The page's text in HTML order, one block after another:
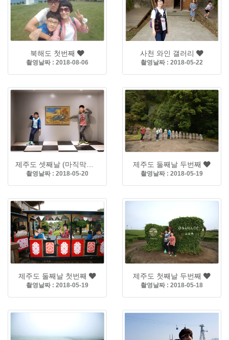
북해도 첫번째
촬영날짜 : 2018-08-06
사천 와인 갤러리
촬영날짜 : 2018-05-22
제주도 셋째날 (마직막날)
촬영날짜 : 2018-05-20
제주도 둘째날 두번째
촬영날짜 : 2018-05-19
제주도 둘째날 첫번째
촬영날짜 : 2018-05-19
제주도 첫째날 두번째
촬영날짜 : 2018-05-18